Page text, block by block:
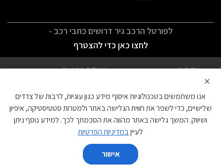
לפורטל הרכב גיר דרושים כתבי רכב -
לחצו כאן כדי להצטרף
אודותינו
שאלות נפוצות
הצהרת נגישות
צור קשר
עוגיות
×
אנו משתמשים בטכנולוגיות איסוף מידע כגון עוגיות, לרבות של צדדים
שלישיים, כדי לשפר את חווית הגלישה באתר ולמטרות סטטיסטיקה, איפיון
ושיווק. המשך גלישה באתר מהווה את הסכמתך לכך. למידע נוסף ניתן
לעייןבמדיניות הפרטיות
אישור